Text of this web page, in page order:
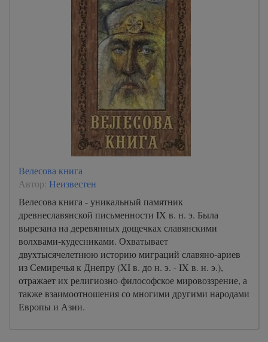
A-Book/02_ot_Marka/000000027
A-Book/02_ot_Marka/000000028
A-Book/02_ot_Marka/000000029
A-Book/02_ot_Marka/000000030
A-Book/02_ot_Marka/000000031
A-Book/02_ot_Marka/000000032
A-Book/02_ot_Marka/000000033
A-Book/02_ot_Marka/000000034
A-Book/02_ot_Marka/000000035
A-Book/02_ot_Marka/000000036
A-Book/02_ot_Marka/000000037
A-Book/02_ot_Marka/000000038
A-Book/02_ot_Marka/000000039
A-Book/02_ot_Marka/000000040
A-Book/02_ot_Marka/000000041
A-Book/02_ot_Marka/000000042
A-Book/02_ot_Marka/000000043
Велесова книга
Автор: Неизвестен
Велесова книга - уникальный памятник
древнеславянской письменности IX в. н. э. Была
вырезана на деревянных дощечках славянскими
волхвами-кудесниками. Охватывает
двухтысячелетнюю историю миграций славяно-ариев
из Семиречья к Днепру (XI в. до н. э. - IX в. н. э.),
отражает их религиозно-философское мировоззрение, а
также взаимоотношения со многими другими народами
Европы и Азии.